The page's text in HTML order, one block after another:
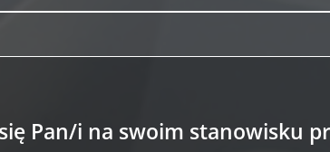
Pan/i na swoim stanowisku